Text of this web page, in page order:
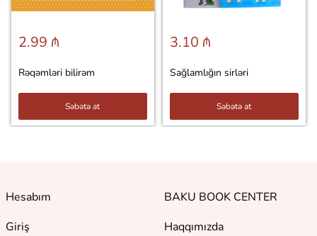
2.99 ₼
Rəqəmləri bilirəm
Səbətə at
3.10 ₼
Sağlamlığın sirləri
Səbətə at
Hesabım
Giriş
BAKU BOOK CENTER
Haqqımızda